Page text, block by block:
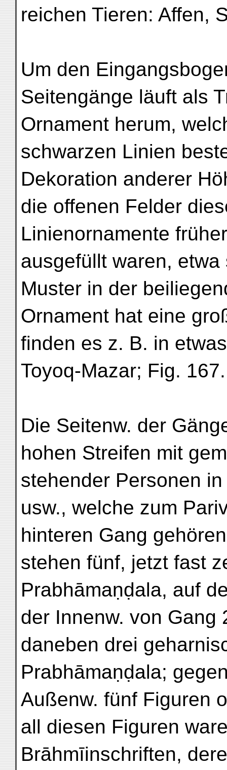
reichen Tieren: Affen,
Um den
Seitengänge läuft als
Ornament herum,
schwarzen Linien
Dekoration anderer
die offenen Felder
Linienornamente
ausgefüllt waren,
Muster in der
Ornament hat eine
finden es z. B. in
Toyoq-Mazar; Fig. 167.
Die Seitenw. der
hohen Streifen mit
stehender Personen
usw., welche zum
hinteren Gang
stehen fünf, jetzt fast
Prabhāmaṇḍala, auf
der Innenw. von Gang
daneben drei
Prabhāmaṇḍala;
Außenw. fünf Figuren
all diesen Figuren
Brāhmīinschriften,